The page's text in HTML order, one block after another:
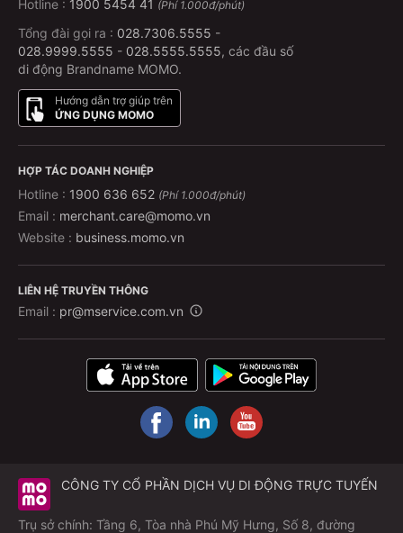
Hotline : 1900 5454 41 (Phí 1.000đ/phút)
Tổng đài gọi ra : 028.7306.5555 -
028.9999.5555 - 028.5555.5555, các đầu số
di động Brandname MOMO.
Hướng dẫn trợ giúp trên
ỨNG DỤNG MOMO
HỢP TÁC DOANH NGHIỆP
Hotline : 1900 636 652 (Phí 1.000đ/phút)
Email : merchant.care@momo.vn
Website : business.momo.vn
LIÊN HỆ TRUYỀN THÔNG
Email : pr@mservice.com.vn
CÔNG TY CỔ PHẦN DỊCH VỤ DI ĐỘNG TRỰC TUYẾN
Trụ sở chính: Tầng 6, Tòa nhà Phú Mỹ Hưng, Số 8, đường